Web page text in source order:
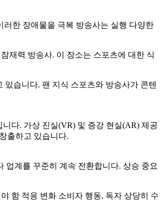
러한 장애물을 극복 방송사는 실행 다양한
재력 방송사. 이 장소는 스포츠에 대한 식
습니다. 팬 지식 스포츠와 방송사가 콘텐
다. 가상 진실(VR) 및 증강 현실(AR) 제공
출하고 있습니다.
업계를 꾸준히 계속 전환합니다. 상승 중요
함 적응 변화 소비자 행동, 독자 상당히 수